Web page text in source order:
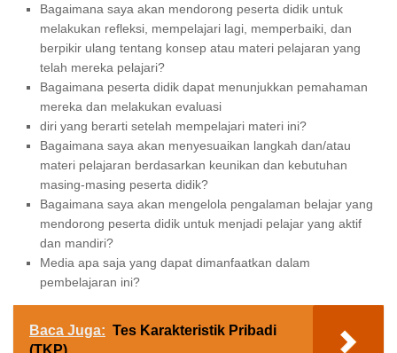
Bagaimana saya akan mendorong peserta didik untuk
melakukan refleksi, mempelajari lagi, memperbaiki, dan
berpikir ulang tentang konsep atau materi pelajaran yang
telah mereka pelajari?
Bagaimana peserta didik dapat menunjukkan pemahaman
mereka dan melakukan evaluasi
diri yang berarti setelah mempelajari materi ini?
Bagaimana saya akan menyesuaikan langkah dan/atau
materi pelajaran berdasarkan keunikan dan kebutuhan
masing-masing peserta didik?
Bagaimana saya akan mengelola pengalaman belajar yang
mendorong peserta didik untuk menjadi pelajar yang aktif
dan mandiri?
Media apa saja yang dapat dimanfaatkan dalam
pembelajaran ini?
Baca Juga: Tes Karakteristik Pribadi